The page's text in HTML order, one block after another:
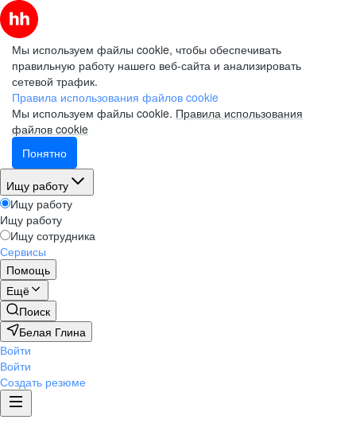
Мы используем файлы cookie, чтобы обеспечивать
правильную работу нашего веб-сайта и анализировать
сетевой трафик.
Правила использования файлов cookie
Мы используем файлы cookie. Правила использования
файлов cookie
Понятно
Ищу работу
Ищу работу
Ищу работу
Ищу сотрудника
Сервисы
Помощь
Ещё
Поиск
Белая Глина
Войти
Войти
Создать резюме